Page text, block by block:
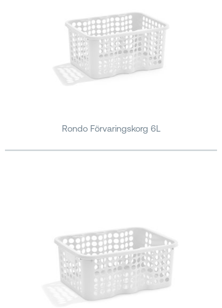
Rondo Förvaringskorg 6L